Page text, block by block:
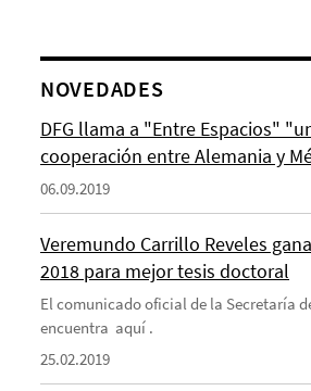
NOVEDADES
DFG llama a "Entre Espacios"
cooperación entre Alemania y
06.09.2019
Veremundo Carrillo Reveles
2018 para mejor tesis doctoral
El comunicado oficial de la Secretaría
encuentra aquí .
25.02.2019